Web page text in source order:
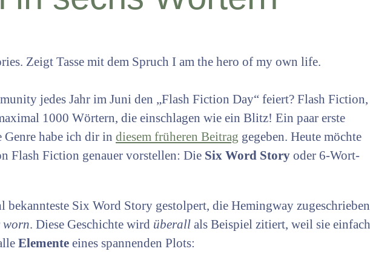
jedes Jahr im Juni den „Flash Fiction Day“ feiert? Flash Fiction,
1000 Wörtern, die einschlagen wie ein Blitz! Ein paar erste
Genre habe ich dir in diesem früheren Beitrag gegeben. Heute möchte
Flash Fiction genauer vorstellen: Die Six Word Story oder 6-Wort-
bekannteste Six Word Story gestolpert, die Hemingway zugeschrieben
worn. Diese Geschichte wird überall als Beispiel zitiert, weil sie einfach
Elemente eines spannenden Plots: